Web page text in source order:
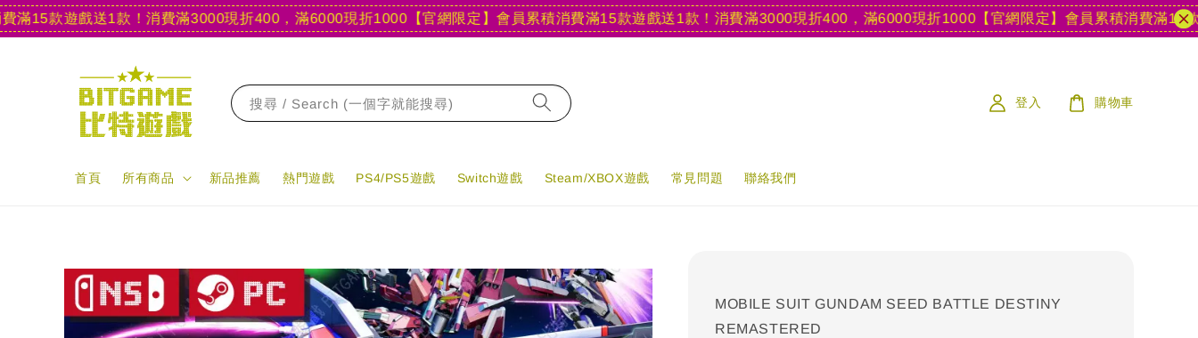
款遊戲送1款！消費滿3000現折400，滿6000現折1000【官網限定】會員累積消費滿15款遊戲送1款！消費滿3000現折400，滿6000現折1000【官網限定】會員累積消費滿15款遊戲
搜尋 / Search (一個字就能搜尋)
首頁 所有商品 新品推薦 熱門遊戲 PS4/PS5遊戲 Switch遊戲 Steam/XBOX遊戲 常見問題 聯絡我們
登入 購物車
MOBILE SUIT GUNDAM SEED BATTLE DESTINY
REMASTERED